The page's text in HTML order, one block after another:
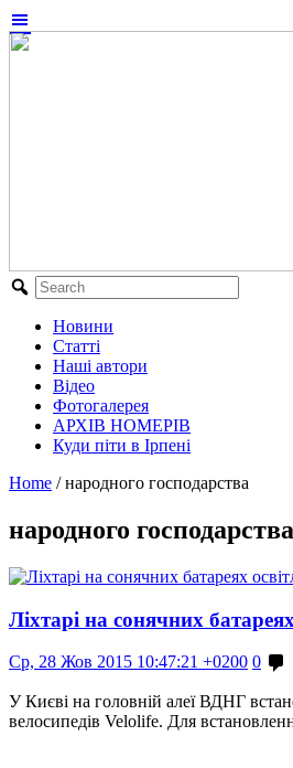
Новини
Статті
Наші автори
Відео
Фотогалерея
АРХІВ НОМЕРІВ
Куди піти в Ірпені
Home / народного господарства
народного господарства
Ліхтарі на сонячних
Ср, 28 Жов 2015 10:47:21 +0200 0
У Києві на головній алеї ВДНГ
велосипедів Velolife. Для